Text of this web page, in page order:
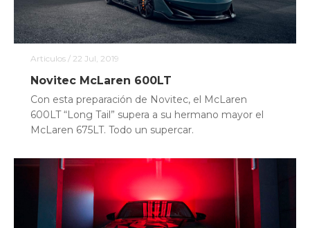
Articulos / 22 Jul, 2019
Novitec McLaren 600LT
Con esta preparación de Novitec, el McLaren
600LT “Long Tail” supera a su hermano mayor el
McLaren 675LT. Todo un supercar.